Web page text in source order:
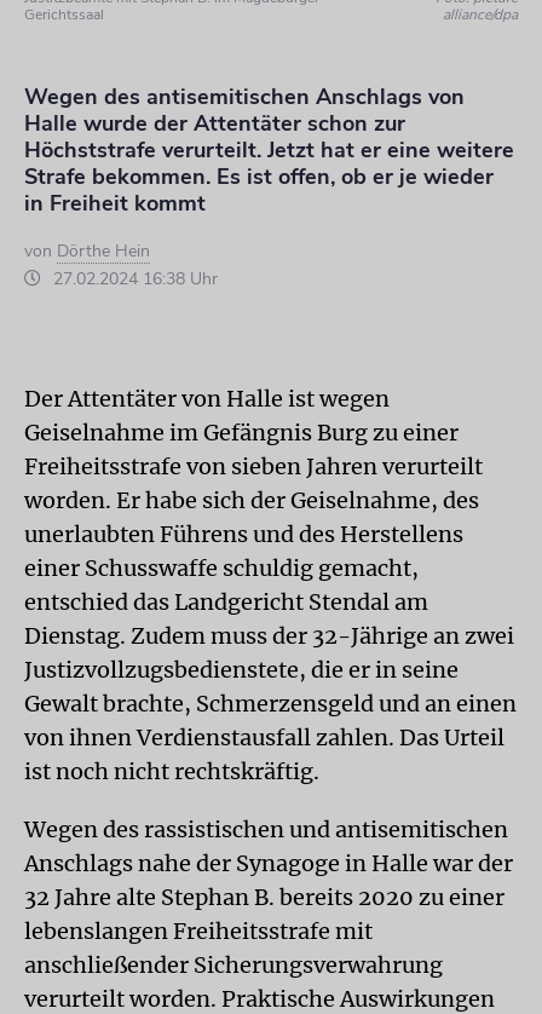
Gerichtssaal
alliance/dpa
Wegen des antisemitischen Anschlags von
Halle wurde der Attentäter schon zur
Höchststrafe verurteilt. Jetzt hat er eine weitere
Strafe bekommen. Es ist offen, ob er je wieder
in Freiheit kommt
von Dörthe Hein
27.02.2024 16:38 Uhr
Der Attentäter von Halle ist wegen
Geiselnahme im Gefängnis Burg zu einer
Freiheitsstrafe von sieben Jahren verurteilt
worden. Er habe sich der Geiselnahme, des
unerlaubten Führens und des Herstellens
einer Schusswaffe schuldig gemacht,
entschied das Landgericht Stendal am
Dienstag. Zudem muss der 32-Jährige an zwei
Justizvollzugsbedienstete, die er in seine
Gewalt brachte, Schmerzensgeld und an einen
von ihnen Verdienstausfall zahlen. Das Urteil
ist noch nicht rechtskräftig.
Wegen des rassistischen und antisemitischen
Anschlags nahe der Synagoge in Halle war der
32 Jahre alte Stephan B. bereits 2020 zu einer
lebenslangen Freiheitsstrafe mit
anschließender Sicherungsverwahrung
verurteilt worden. Praktische Auswirkungen